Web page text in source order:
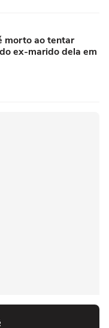
morto ao tentar
ex-marido dela em